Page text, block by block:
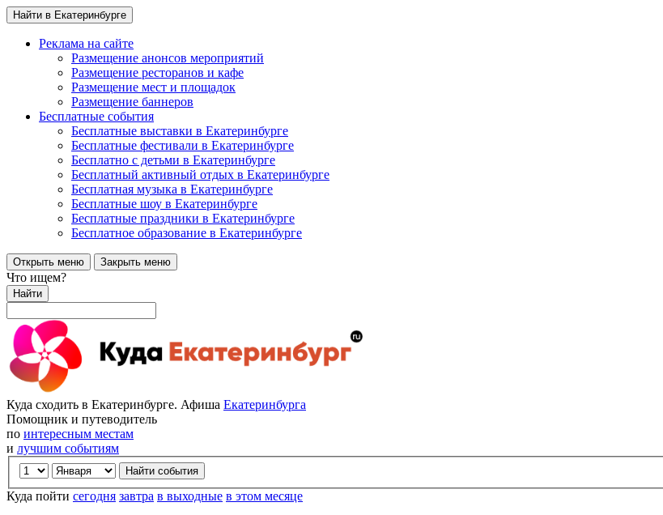
Найти в Екатеринбурге
Реклама на сайте
Размещение анонсов мероприятий
Размещение ресторанов и кафе
Размещение мест и площадок
Размещение баннеров
Бесплатные события
Бесплатные выставки в Екатеринбурге
Бесплатные фестивали в Екатеринбурге
Бесплатно с детьми в Екатеринбурге
Бесплатный активный отдых в Екатеринбурге
Бесплатная музыка в Екатеринбурге
Бесплатные шоу в Екатеринбурге
Бесплатные праздники в Екатеринбурге
Бесплатное образование в Екатеринбурге
Открыть меню Закрыть меню
Что ищем?
Найти
Куда сходить в Екатеринбурге. Афиша Екатеринбурга
Помощник и путеводитель
по интересным местам
и лучшим событиям
Куда пойти сегодня завтра в выходные в этом месяце